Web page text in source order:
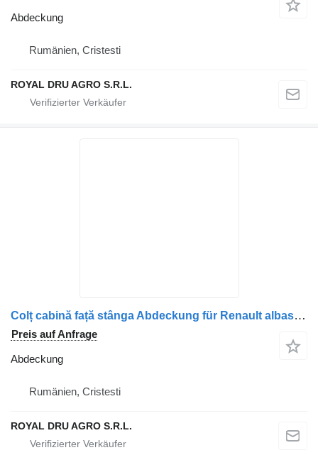
Abdeckung
Rumänien, Cristesti
ROYAL DRU AGRO S.R.L.
Colț cabină față stânga Abdeckung für Renault albastru LKW
Preis auf Anfrage
Abdeckung
Rumänien, Cristesti
ROYAL DRU AGRO S.R.L.